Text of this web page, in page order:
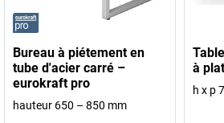
Bureau à piétement en
tube d'acier carré –
eurokraft pro
hauteur 650 – 850 mm
à
h x p